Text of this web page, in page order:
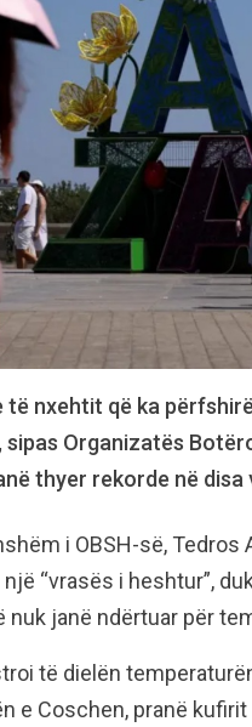
të nxehtit që ka
sipas Organizatës
thyer rekorde në
i OBSH-së,
“vrasës i heshtur”,
nuk janë ndërtuar për
të dielën
e Coschen, pranë